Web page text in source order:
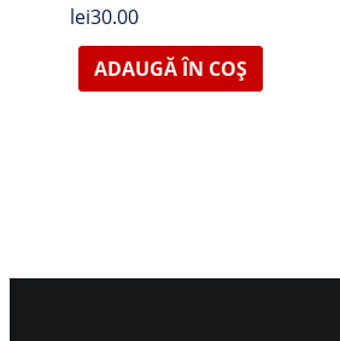
lei30.00
ADAUGĂ ÎN COȘ